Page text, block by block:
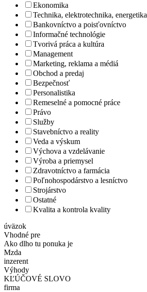
Ekonomika
Technika, elektrotechnika, energetika
Bankovníctvo a poisťovníctvo
Informačné technológie
Tvorivá práca a kultúra
Management
Marketing, reklama a médiá
Obchod a predaj
Bezpečnosť
Personalistika
Remeselné a pomocné práce
Právo
Služby
Stavebníctvo a reality
Veda a výskum
Výchova a vzdelávanie
Výroba a priemysel
Zdravotníctvo a farmácia
Poľnohospodárstvo a lesníctvo
Strojárstvo
Ostatné
Kvalita a kontrola kvality
úväzok
Vhodné pre
Ako dlho tu ponuka je
Mzda
inzerent
Výhody
KĽÚČOVÉ SLOVO
firma